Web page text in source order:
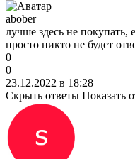
abober
лучше здесь не покупать,
просто никто не будет
0
0
23.12.2022 в 18:28
Скрыть ответы Показать